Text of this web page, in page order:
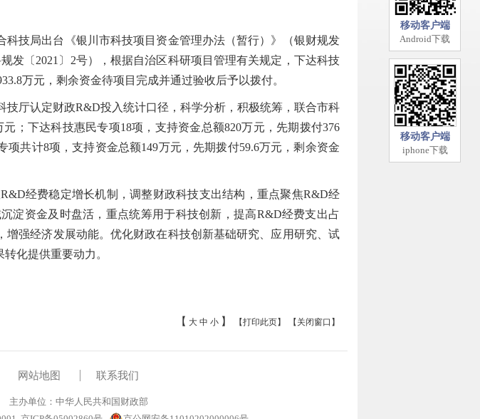
技局出台《银川市科技项目资金管理办法（暂行）》（银财规发
发〔2021〕2号），根据自治区科研项目管理有关规定，下达科技
万元，剩余资金待项目完成并通过验收后予以拨付。
厅认定财政R&D投入统计口径，科学分析，积极统筹，联合市科
；下达科技惠民专项18项，支持资金总额820万元，先期拨付376
共计8项，支持资金总额149万元，先期拨付59.6万元，剩余资金
经费稳定增长机制，调整财政科技支出结构，重点聚焦R&D经
淀资金及时盘活，重点统筹用于科技创新，提高R&D经费支出占
强经济发展动能。优化财政在科技创新基础研究、应用研究、试
化提供重要动力。
【 大 中 小 】 【打印此页】 【关闭窗口】
网站地图 联系我们
主办单位：中华人民共和国财政部
移动客户端
Android下载
移动客户端
iphone下载